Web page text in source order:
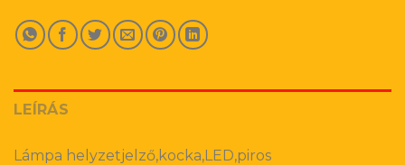
LEÍRÁS
Lámpa helyzetjelző,kocka,LED,piros